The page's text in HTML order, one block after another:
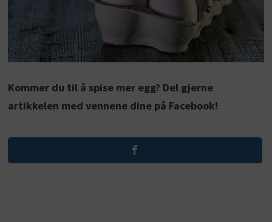
Kommer du til å spise mer egg? Del gjerne
artikkelen med vennene dine på Facebook!